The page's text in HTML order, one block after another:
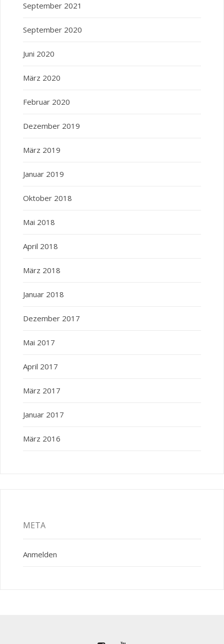
September 2021
September 2020
Juni 2020
März 2020
Februar 2020
Dezember 2019
März 2019
Januar 2019
Oktober 2018
Mai 2018
April 2018
März 2018
Januar 2018
Dezember 2017
Mai 2017
April 2017
März 2017
Januar 2017
März 2016
META
Anmelden